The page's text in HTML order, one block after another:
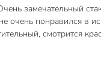
замечательный
очень понравился в
смотрится